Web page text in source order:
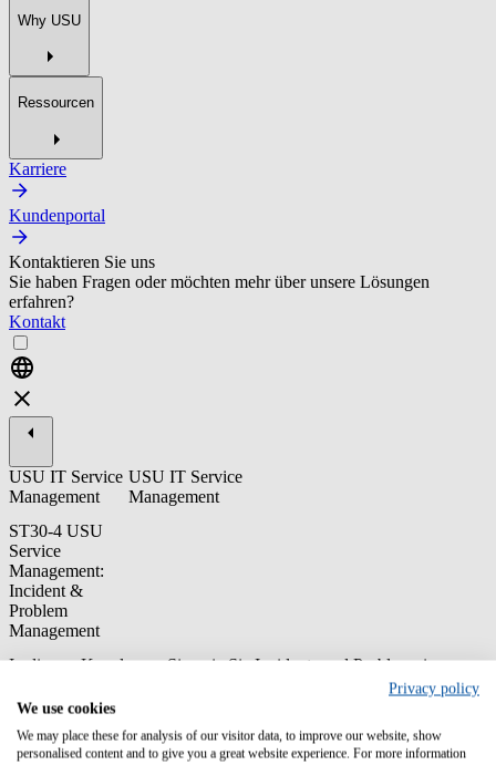
Why USU
Ressourcen
Karriere
Kundenportal
Kontaktieren Sie uns
Sie haben Fragen oder möchten mehr über unsere Lösungen
erfahren?
Kontakt
USU IT Service
Management
ST30-4 USU
Service
Management:
Incident &
Problem
Management
USU IT Service
Management
In diesem Kurs lernen Sie, wie Sie Incidents und Problems in
Inhalt/Lernziele:
Privacy policy
We use cookies
We may place these for analysis of our visitor data, to improve our website, show
personalised content and to give you a great website experience. For more information